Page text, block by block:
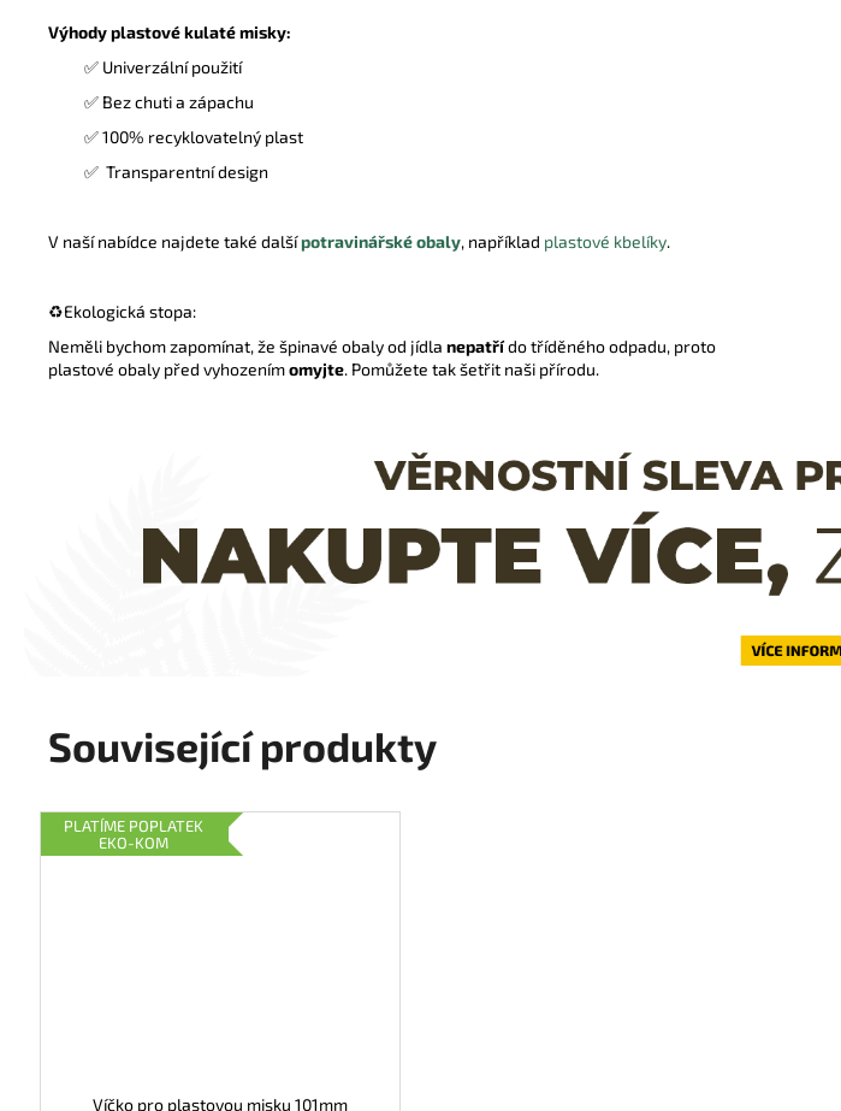
Výhody plastové kulaté misky:
✅ Univerzální použití
✅ Bez chuti a zápachu
✅ 100% recyklovatelný plast
✅ Transparentní design
V naší nabídce najdete také dalšípotravinářské obaly, například plastové kbelíky.
♻️Ekologická stopa:
Neměli bychom zapomínat, že špinavé obaly od jídla nepatřído tříděného odpadu, proto
plastové obaly před vyhozenímomyjte. Pomůžete tak šetřit naši přírodu.
Související produkty
PLATÍME POPLATEK
EKO-KOM
Víčko pro plastovou misku 101mm